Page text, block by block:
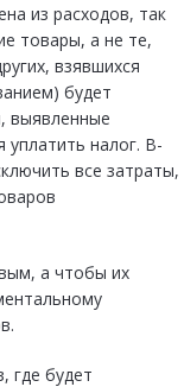
из расходов, так
товары, а не те,
взявшихся
будет
выявленные
уплатить налог. В-
все затраты,
а чтобы их
где будет